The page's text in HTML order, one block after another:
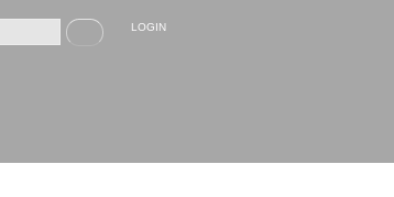
Recherche LOGIN